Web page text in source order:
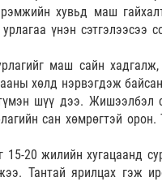
хувьд маш
үнэн сэтгэлээсээ
маш сайн
хөлд нэрвэгдэж
шүү дээ. Жишээлбэл
сан хөмрөгтэй орон.
15-20 жилийн хугацаанд
Тантай ярилцах гэж